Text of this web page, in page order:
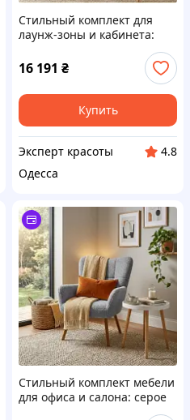
Стильный комплект для
лаунж-зоны и кабинета:
журнальный стол Осака
16 191 ₴
Купить
Эксперт красоты
4.8
Одесса
Стильный комплект мебели
для офиса и салона: серое
кресло Флор и столик Осака